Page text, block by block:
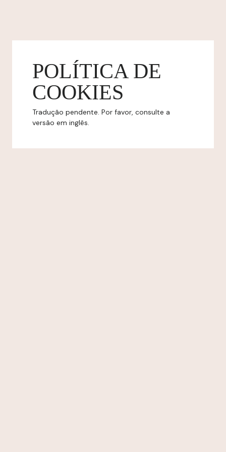
POLÍTICA DE
COOKIES
Tradução pendente. Por favor, consulte a
versão em inglês.